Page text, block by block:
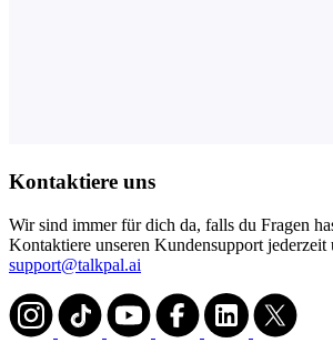
Kontaktiere uns
Wir sind immer für dich da, falls du Fragen
Kontaktiere unseren Kundensupport jederzeit
support@talkpal.ai